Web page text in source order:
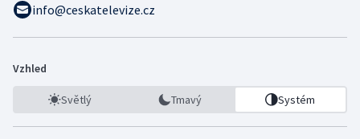
info@ceskatelevize.cz
Vzhled
Světlý Tmavý Systém